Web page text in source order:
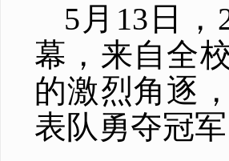
5月13日
幕，来自全
的激烈角逐
表队勇夺冠